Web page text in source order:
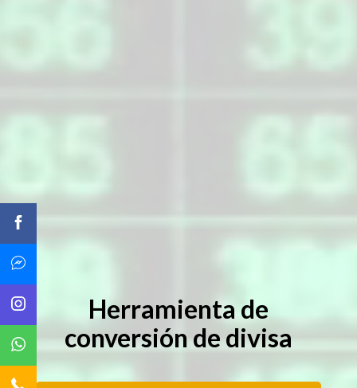
Herramienta de
conversión de divisa